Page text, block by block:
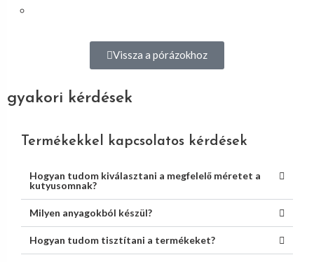
Vissza a pórázokhoz
gyakori kérdések
Termékekkel kapcsolatos kérdések
Hogyan tudom kiválasztani a megfelelő méretet a
kutyusomnak?
Milyen anyagokból készül?
Hogyan tudom tisztítani a termékeket?